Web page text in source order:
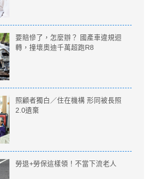
要賠慘了，怎麼辦？ 國產車違規迴
轉，撞壞奧迪千萬超跑R8
照顧者獨白／住在機構 形同被長照
2.0遺棄
勞退+勞保這樣領！不當下流老人